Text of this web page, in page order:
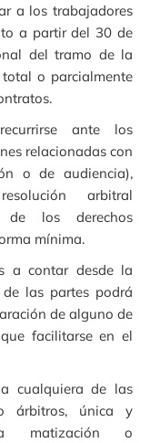
a los trabajadores
a partir del 30 de
del tramo de la
o parcialmente
ante los
relacionadas con
o de audiencia),
arbitral
de los derechos
mínima.
a contar desde la
las partes podrá
de alguno de
facilitarse en el
cualquiera de las
árbitros, única y
matización o